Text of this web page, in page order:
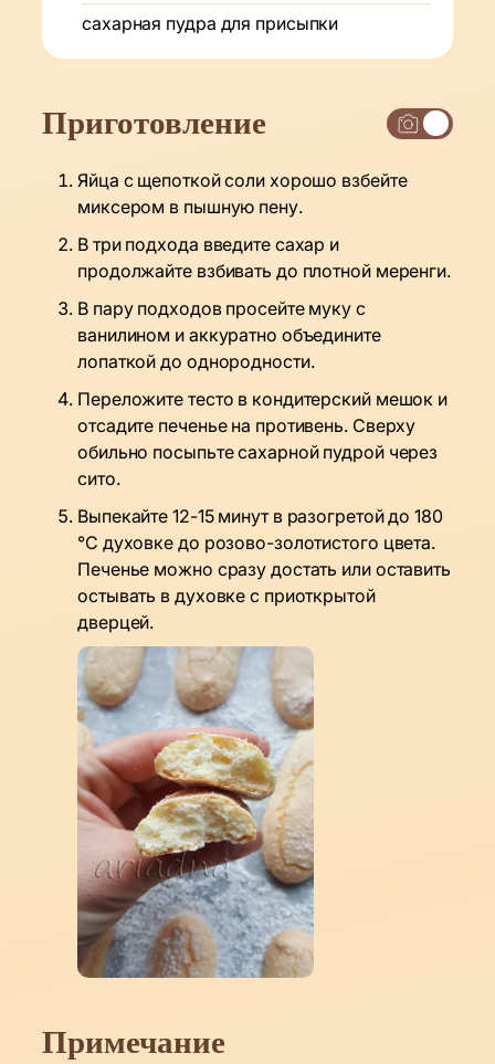
сахарная пудра для присыпки
Приготовление
Яйца с щепоткой соли хорошо взбейте
миксером в пышную пену.
В три подхода введите сахар и
продолжайте взбивать до плотной меренги.
В пару подходов просейте муку с
ванилином и аккуратно объедините
лопаткой до однородности.
Переложите тесто в кондитерский мешок и
отсадите печенье на противень. Сверху
обильно посыпьте сахарной пудрой через
сито.
Выпекайте 12-15 минут в разогретой до 180
°C духовке до розово-золотистого цвета.
Печенье можно сразу достать или оставить
остывать в духовке с приоткрытой
дверцей.
Примечание